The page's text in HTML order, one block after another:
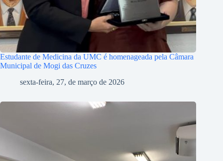
Estudante de Medicina da UMC é homenageada pela Câmara
Municipal de Mogi das Cruzes
sexta-feira, 27, de março de 2026